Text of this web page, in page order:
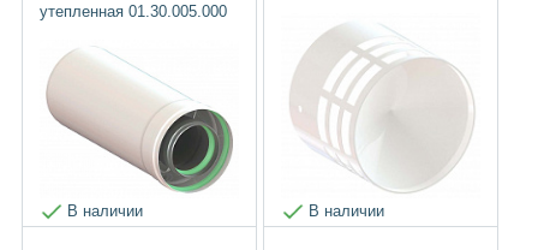
утепленная 01.30.005.000
В наличии В наличии